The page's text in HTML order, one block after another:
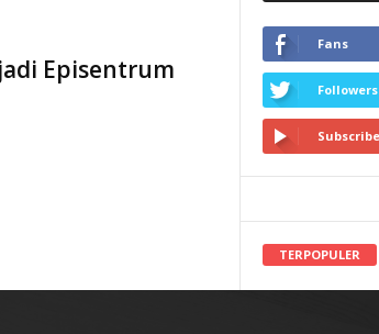
Episentrum
Fans
Followers
TERPOPULER